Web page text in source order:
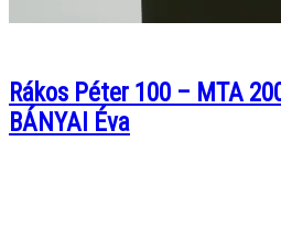
Rákos Péter 100 – MTA
BÁNYAI Éva